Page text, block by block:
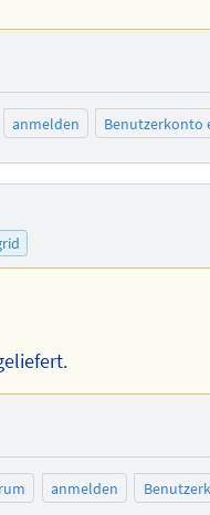
anmelden Benutzerkonto
anmelden